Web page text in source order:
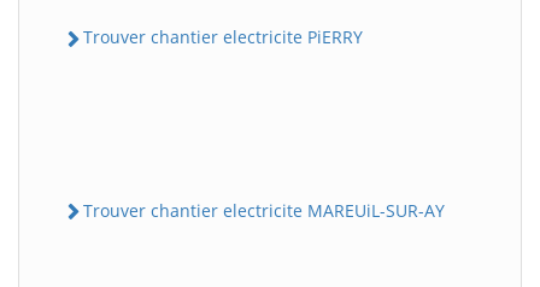
Trouver chantier electricite PiERRY
Trouver chantier electricite MAREUiL-SUR-AY